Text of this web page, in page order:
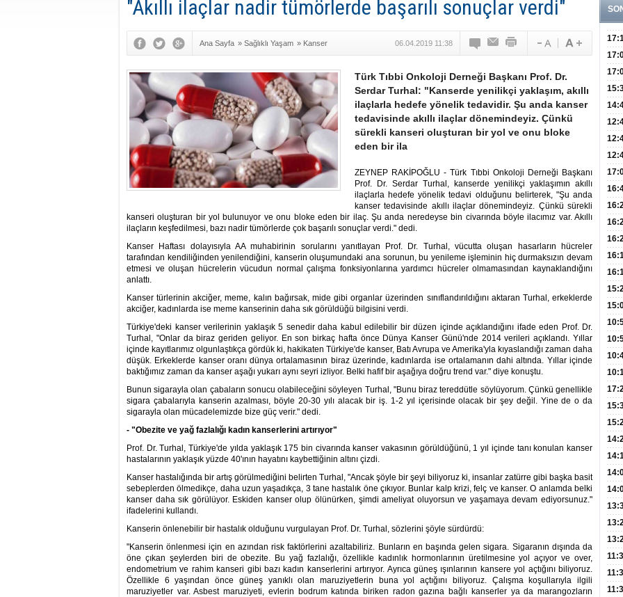
"Akıllı ilaçlar nadir tümörlerde başarılı sonuçlar verdi"
Ana Sayfa » Sağlıklı Yaşam » Kanser 06.04.2019 11:38
Türk Tıbbi Onkoloji Derneği Başkanı Prof. Dr.
Serdar Turhal: "Kanserde yenilikçi yaklaşım, akıllı
ilaçlarla hedefe yönelik tedavidir. Şu anda kanser
tedavisinde akıllı ilaçlar dönemindeyiz. Çünkü
sürekli kanseri oluşturan bir yol ve onu bloke
eden bir ila
ZEYNEP RAKİPOĞLU - Türk Tıbbi Onkoloji Derneği Başkanı
Prof. Dr. Serdar Turhal, kanserde yenilikçi yaklaşımın akıllı
ilaçlarla hedefe yönelik tedavi olduğunu belirterek, "Şu anda
kanser tedavisinde akıllı ilaçlar dönemindeyiz. Çünkü sürekli
kanseri oluşturan bir yol bulunuyor ve onu bloke eden bir ilaç. Şu anda neredeyse bin civarında böyle ilacımız var. Akıllı
ilaçların keşfedilmesi, bazı nadir tümörlerde çok başarılı sonuçlar verdi." dedi.
Kanser Haftası dolayısıyla AA muhabirinin sorularını yanıtlayan Prof. Dr. Turhal, vücutta oluşan hasarların hücreler
tarafından kendiliğinden yenilendiğini, kanserin oluşumundaki ana sorunun, bu yenileme işleminin hiç durmaksızın devam
etmesi ve oluşan hücrelerin vücudun normal çalışma fonksiyonlarına yardımcı hücreler olmamasından kaynaklandığını
anlattı.
Kanser türlerinin akciğer, meme, kalın bağırsak, mide gibi organlar üzerinden sınıflandırıldığını aktaran Turhal, erkeklerde
akciğer, kadınlarda ise meme kanserinin daha sık görüldüğü bilgisini verdi.
Türkiye'deki kanser verilerinin yaklaşık 5 senedir daha kabul edilebilir bir düzen içinde açıklandığını ifade eden Prof. Dr.
Turhal, "Onlar da biraz geriden geliyor. En son birkaç hafta önce Dünya Kanser Günü'nde 2014 verileri açıklandı. Yıllar
içinde kayıtlarımız olgunlaştıkça gördük ki, hakikaten Türkiye'de kanser, Batı Avrupa ve Amerika'yla kıyaslandığı zaman daha
düşük. Erkeklerde kanser oranı dünya ortalamasının biraz üzerinde, kadınlarda ise ortalamanın dahi altında. Yıllar içinde
baktığımız zaman da kanser aşağı yukarı aynı seyri izliyor. Belki hafif bir aşağıya doğru trend var." diye konuştu.
Bunun sigarayla olan çabaların sonucu olabileceğini söyleyen Turhal, "Bunu biraz tereddütle söylüyorum. Çünkü genellikle
sigara çabalarıyla kanserin azalması, böyle 20-30 yılı alacak bir iş. 1-2 yıl içerisinde olacak bir şey değil. Yine de o da
sigarayla olan mücadelemizde bize güç verir." dedi.
- "Obezite ve yağ fazlalığı kadın kanserlerini artırıyor"
Prof. Dr. Turhal, Türkiye'de yılda yaklaşık 175 bin civarında kanser vakasının görüldüğünü, 1 yıl içinde tanı konulan kanser
hastalarının yaklaşık yüzde 40'ının hayatını kaybettiğinin altını çizdi.
Kanser hastalığında bir artış görülmediğini belirten Turhal, "Ancak şöyle bir şeyi biliyoruz ki, insanlar zatürre gibi başka basit
sebeplerden ölmedikçe, daha uzun yaşadıkça, 3 tane hastalık öne çıkıyor. Bunlar kalp krizi, felç ve kanser. O anlamda belki
kanser daha sık görülüyor. Eskiden kanser olup ölünürken, şimdi ameliyat oluyorsun ve yaşamaya devam ediyorsunuz."
ifadelerini kullandı.
Kanserin önlenebilir bir hastalık olduğunu vurgulayan Prof. Dr. Turhal, sözlerini şöyle sürdürdü:
"Kanserin önlenmesi için en azından risk faktörlerini azaltabiliriz. Bunların en başında gelen sigara. Sigaranın dışında da
öne çıkan şeylerden biri de obezite. Bu yağ fazlalığı, özellikle kadınlık hormonlarının üretilmesine yol açıyor ve over,
endometrium ve rahim kanseri gibi bazı kadın kanserlerini artırıyor. Ayrıca güneş ışınlarının kansere yol açtığını biliyoruz.
Özellikle 6 yaşından önce güneş yanıklı olan maruziyetlerin buna yol açtığını biliyoruz. Çalışma koşullarıyla ilgili
maruziyetler var. Asbest maruziyeti, evlerin bodrum katında biriken radon gazına bağlı kanserler ya da marangozların
Ve
10
Aldı
Bini
Bağ
İlk
300
3,5